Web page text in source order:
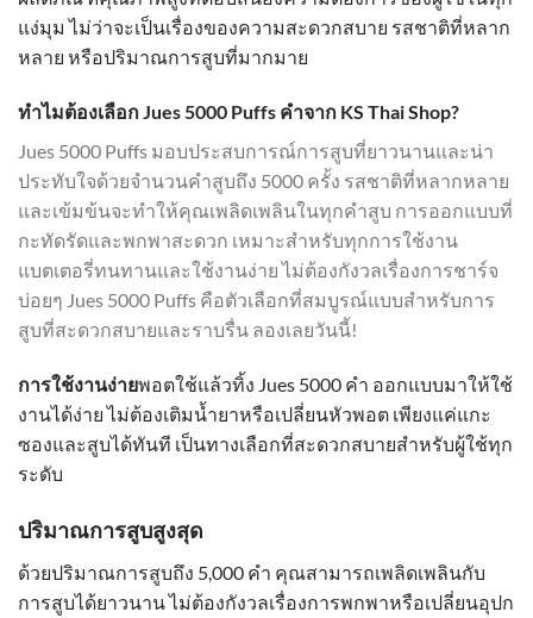
แง่มุม ไม่ว่าจะเป็นเรื่องของความสะดวกสบาย รสชาติที่หลาก
หลาย หรือปริมาณการสูบที่มากมาย
ทำไมต้องเลือก Jues 5000 Puffs คำจาก KS Thai Shop?
Jues 5000 Puffs มอบประสบการณ์การสูบที่ยาวนานและน่า
ประทับใจด้วยจำนวนคำสูบถึง 5000 ครั้ง รสชาติที่หลากหลาย
และเข้มข้นจะทำให้คุณเพลิดเพลินในทุกคำสูบ การออกแบบที่
กะทัดรัดและพกพาสะดวก เหมาะสำหรับทุกการใช้งาน
แบตเตอรี่ทนทานและใช้งานง่าย ไม่ต้องกังวลเรื่องการชาร์จ
บ่อยๆ Jues 5000 Puffs คือตัวเลือกที่สมบูรณ์แบบสำหรับการ
สูบที่สะดวกสบายและราบรื่น ลองเลยวันนี้!
การใช้งานง่ายพอตใช้แล้วทิ้ง Jues 5000 คำ ออกแบบมาให้ใช้
งานได้ง่าย ไม่ต้องเติมน้ำยาหรือเปลี่ยนหัวพอต เพียงแค่แกะ
ซองและสูบได้ทันที เป็นทางเลือกที่สะดวกสบายสำหรับผู้ใช้ทุก
ระดับ
ปริมาณการสูบสูงสุด
ด้วยปริมาณการสูบถึง 5,000 คำ คุณสามารถเพลิดเพลินกับ
การสูบได้ยาวนาน ไม่ต้องกังวลเรื่องการพกพาหรือเปลี่ยนอุปก